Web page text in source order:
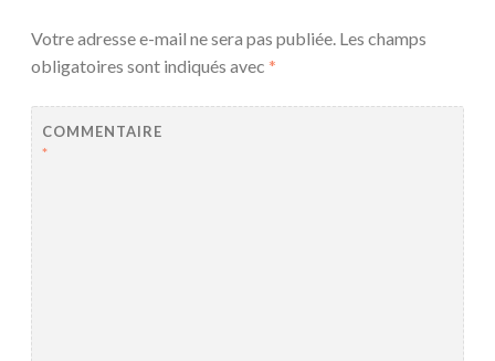
Votre adresse e-mail ne sera pas publiée. Les champs
obligatoires sont indiqués avec *
COMMENTAIRE
*